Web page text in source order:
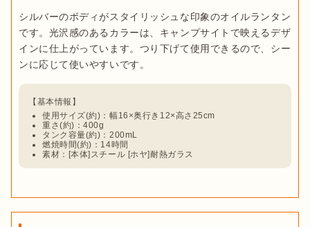
加圧式ランタンはタンク内に圧力をかけて明かりをともすタイ
仕組みとしては、ガス状になった燃料が燃え、マントルと呼ば
れる発光体にぶつかることでまぶしく光るようになっていま
す。ポンピングや噴出調整、点火など必要な工程が多いもの
の、本格的なランタンを使いたい人やアナログ感が好きな人に
はたまらないでしょう。
シルバーのボディがスタイリッシュな印象のオイルランタン
です。光沢感のあるカラーは、キャンプサイトで映えるデザ
インに仕上がっています。つり下げて使用できるので、シー
使用サイズ(約)：幅16×奥行き12×高さ25cm
重さ(約)：400g
タンク容量(約)：200mL
燃焼時間(約)：14時間
素材：[本体]スチール [ホヤ]耐熱ガラス